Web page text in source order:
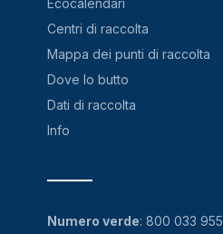
Ecocalendari
Centri di raccolta
Mappa dei punti di raccolta
Dove lo butto
Dati di raccolta
Info
Numero verde: 800 033 955